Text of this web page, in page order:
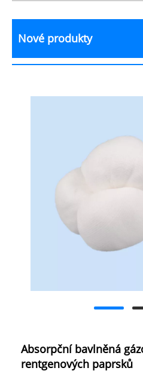
Nové produkty
Absorpční bavlněná
rentgenových paprsků